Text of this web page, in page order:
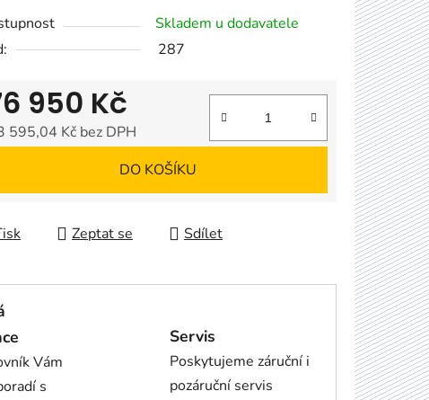
Skladem u dodavatele
287
950 Kč
595,04 Kč bez DPH
DO KOŠÍKU
Zeptat se Sdílet
Vám
s
Servis
Poskytujeme záruční i
pozáruční servis